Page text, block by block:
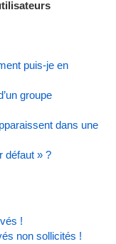
puis-je en
groupe
dans une
défaut » ?
!
non sollicités !